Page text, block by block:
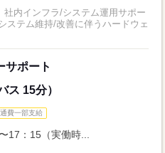
社内インフラ/システム運用サポー
サポート
ス 15分）
費一部支給
17：15（実働時...